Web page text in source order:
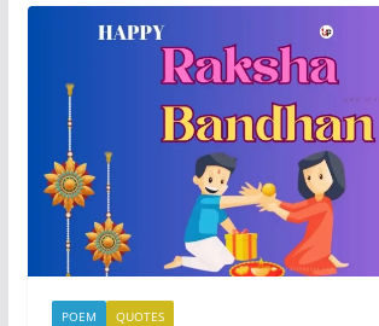
b
k
d
o
n
POEM QUOTES